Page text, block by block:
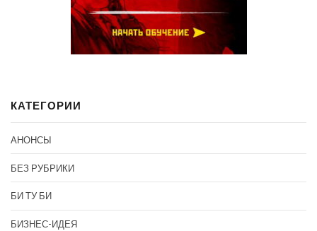
КАТЕГОРИИ
АНОНСЫ
БЕЗ РУБРИКИ
БИ ТУ БИ
БИЗНЕС-ИДЕЯ